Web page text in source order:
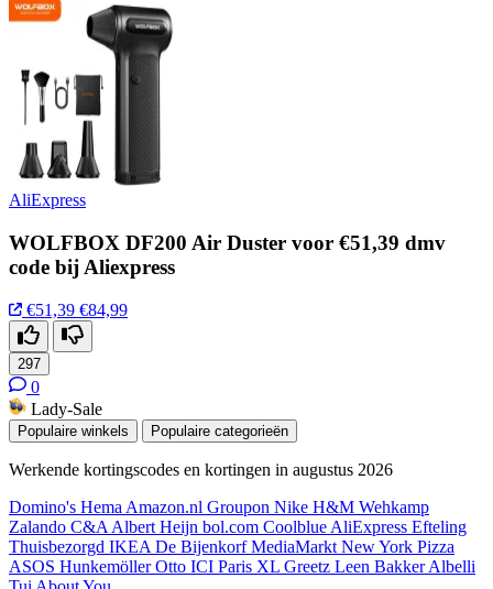
AliExpress
WOLFBOX DF200 Air Duster voor €51,39 dmv
code bij Aliexpress
€51,39 €84,99
297
0
Lady-Sale
Populaire winkels Populaire categorieën
Werkende kortingscodes en kortingen in augustus 2026
Domino's Hema Amazon.nl Groupon Nike H&M Wehkamp
Zalando C&A Albert Heijn bol.com Coolblue AliExpress Efteling
Thuisbezorgd IKEA De BijenkorfMediaMarkt New York Pizza
ASOS HunkemöllerOtto ICI Paris XL Greetz Leen BakkerAlbelli